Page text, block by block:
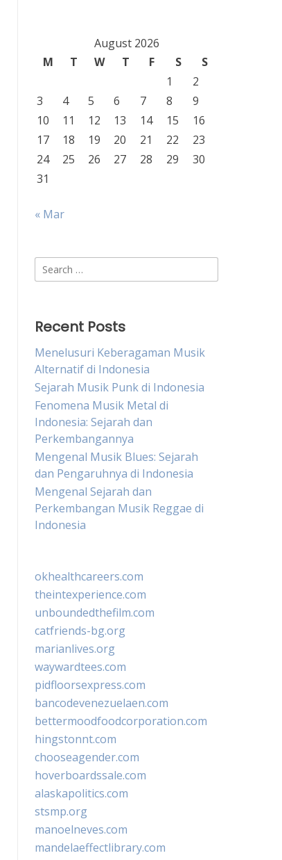
August 2026
M
T W T F S
S
1
2
3
4 5 6 7 8
9
10
11 12 13 14 15
16
17
18 19 20 21 22
23
24
25 26 27 28 29
30
31
« Mar
Search
for:
Recent Posts
Menelusuri Keberagaman Musik
Alternatif di Indonesia
Sejarah Musik Punk di Indonesia
Fenomena Musik Metal di
Indonesia: Sejarah dan
Perkembangannya
Mengenal Musik Blues: Sejarah
dan Pengaruhnya di Indonesia
Mengenal Sejarah dan
Perkembangan Musik Reggae di
Indonesia
okhealthcareers.com
theintexperience.com
unboundedthefilm.com
catfriends-bg.org
marianlives.org
waywardtees.com
pidfloorsexpress.com
bancodevenezuelaen.com
bettermoodfoodcorporation.com
hingstonnt.com
chooseagender.com
hoverboardssale.com
alaskapolitics.com
stsmp.org
manoelneves.com
mandelaeffectlibrary.com